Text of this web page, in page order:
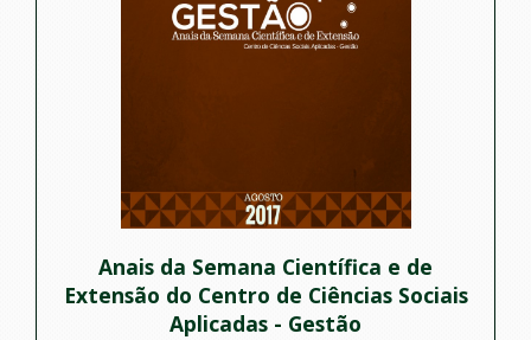
Anais da Semana Científica e de
Extensão do Centro de Ciências Sociais
Aplicadas - Gestão